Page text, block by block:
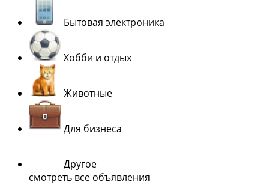
Бытовая электроника
Хобби и отдых
Животные
Для бизнеса
Другое
смотреть все объявления